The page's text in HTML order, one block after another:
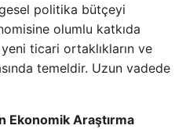
politika bütçeyi
olumlu katkıda
ticari ortaklıkların ve
temeldir. Uzun vadede
Ekonomik Araştırma